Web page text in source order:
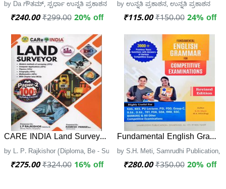
by Da ಗೌತಮ್, ಸ್ಪರ್ಧಾ ಉನ್ನತಿ ಪ್ರಕಾಶನ
₹240.00 ₹299.00 20% off
by ಉನ್ನತಿ ಪ್ರಕಾಶನ, ಉನ್ನತಿ ಪ್ರಕಾಶನ
₹115.00 ₹150.00 24% off
CARE INDIA Land Surveyor Exam Paper 2
by L. P. Rajkishor (Diploma, Be - Survey, Physics, Geography) Ramesh
₹275.00 ₹324.00 16% off
Fundamental English
by S.H. Meti, Samrudhi Publication,
₹280.00 ₹350.00 20% off